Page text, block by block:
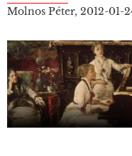
Molnos Péter, 2012-01-